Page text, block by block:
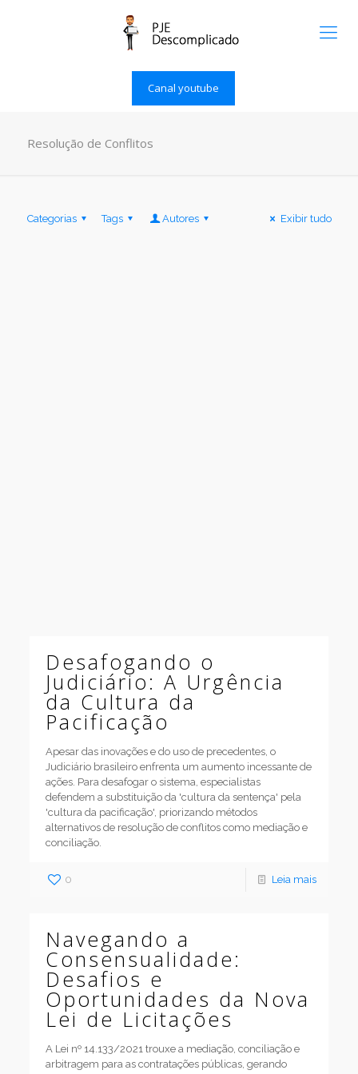
Canal youtube
Resolução de Conflitos
Categorias Tags Autores Exibir tudo
Desafogando o
Judiciário: A Urgência
da Cultura da
Pacificação
Apesar das inovações e do uso de precedentes, o
Judiciário brasileiro enfrenta um aumento incessante de
ações. Para desafogar o sistema, especialistas
defendem a substituição da 'cultura da sentença' pela
'cultura da pacificação', priorizando métodos
alternativos de resolução de conflitos como mediação e
conciliação.
0 Leia mais
Navegando a
Consensualidade:
Desafios e
Oportunidades da Nova
Lei de Licitações
A Lei nº 14.133/2021 trouxe a mediação, conciliação e
arbitragem para as contratações públicas, gerando